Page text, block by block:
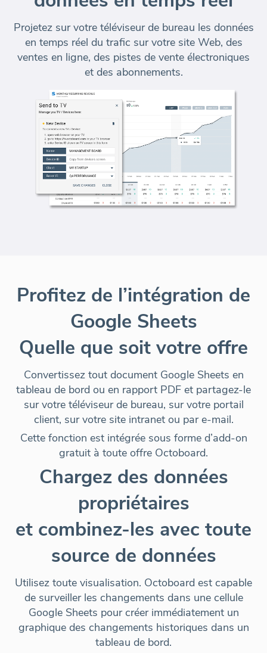
Projetez sur votre téléviseur de bureau les données
en temps réel du trafic sur votre site Web, des
ventes en ligne, des pistes de vente électroniques
et des abonnements.
Profitez de l’intégration de
Google Sheets
Quelle que soit votre offre
Convertissez tout document Google Sheets en
tableau de bord ou en rapport PDF et partagez-le
sur votre téléviseur de bureau, sur votre portail
client, sur votre site intranet ou par e-mail.
Cette fonction est intégrée sous forme d’add-on
gratuit à toute offre Octoboard.
Chargez des données
propriétaires
et combinez-les avec toute
source de données
Utilisez toute visualisation. Octoboard est capable
de surveiller les changements dans une cellule
Google Sheets pourcréer immédiatement un
graphique des changements historiques dans un
tableau de bord.